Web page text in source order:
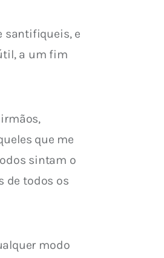
santifiqueis, e
a um fim
que me
sintam o
de todos os
modo